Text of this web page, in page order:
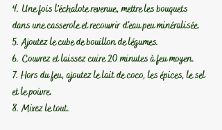
4. Une fois l'échalote revenue, mettre les bouquets
dans une casserole et recouvrir d’eau peu minéralisée.
5. Ajoutez le cube de bouillon de légumes.
6. Couvrez et laissez cuire 20 minutes à feu moyen.
7. Hors du feu, ajoutez le lait de coco, les épices, le sel
et le poivre.
8. Mixez le tout.